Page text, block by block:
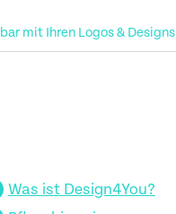
mit Ihren Logos & Designs
Was ist Design4You?